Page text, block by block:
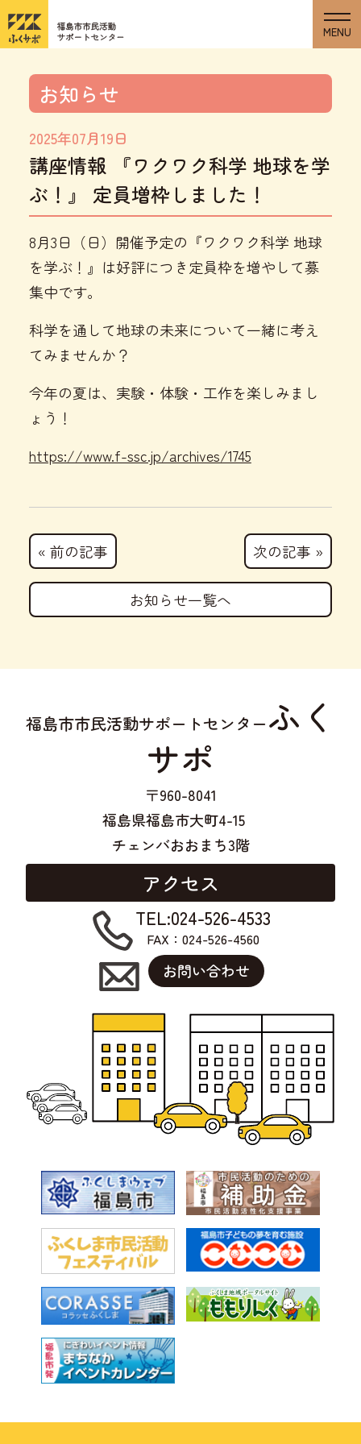
お知らせ
2025年07月19日
講座情報 『ワクワク科学 地球を学
ぶ！』 定員増枠しました！
8月3日（日）開催予定の『ワクワク科学 地球
を学ぶ！』は好評につき定員枠を増やして募
集中です。
科学を通して地球の未来について一緒に考え
てみませんか？
今年の夏は、実験・体験・工作を楽しみまし
ょう！
https://www.f-ssc.jp/archives/1745
« 前の記事
お知らせ一覧へ
次の記事 »
福島市市民活動サポートセンターふく
サポ
〒960-8041
福島県福島市大町4-15
チェンバおおまち3階
アクセス
TEL:024-526-4533
FAX：024-526-4560
お問い合わせ